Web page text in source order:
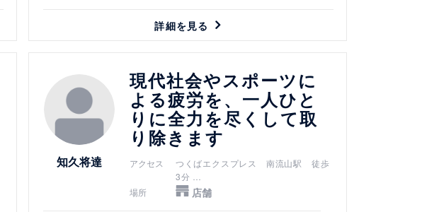
詳細を見る
知久将達
現代社会やスポーツに
よる疲労を、一人ひと
りに全力を尽くして取
り除きます
アクセス
つくばエクスプレス 南流山駅 徒歩
3分
武蔵野線 南流山駅 徒歩3分
場所 店舗